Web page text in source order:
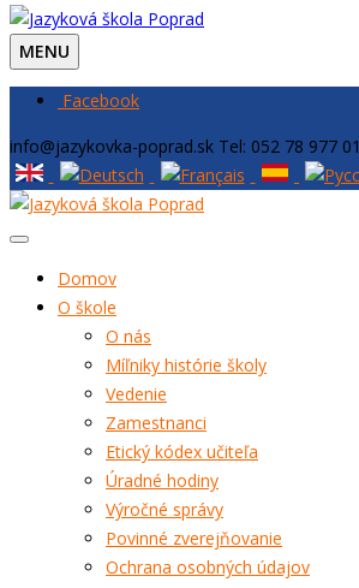
MENU
Facebook
info@jazykovka-poprad.sk Tel: 052 78 977 01
Domov
O škole
O nás
Míľniky histórie školy
Vedenie
Zamestnanci
Etický kódex učiteľa
Úradné hodiny
Výročné správy
Povinné zverejňovanie
Ochrana osobných údajov